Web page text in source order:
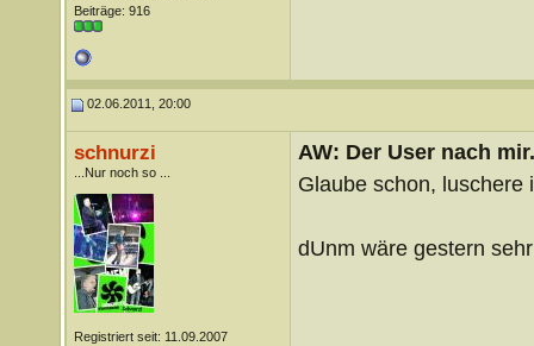
Beiträge: 916
02.06.2011, 20:00
schnurzi
...Nur noch so ...
Registriert seit: 11.09.2007
AW: Der User nach
Glaube schon,
dUnm wäre gestern